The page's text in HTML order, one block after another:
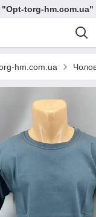
"Opt-torg-hm.com.ua"
hm.com.ua